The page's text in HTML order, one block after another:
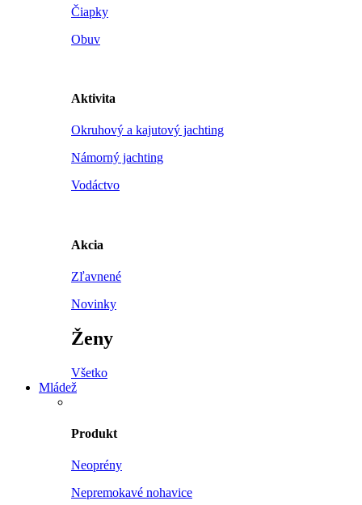
Čiapky
Obuv
Aktivita
Okruhový a kajutový jachting
Námorný jachting
Vodáctvo
Akcia
Zľavnené
Novinky
Ženy
Všetko
Mládež
Produkt
Neoprény
Nepremokavé nohavice